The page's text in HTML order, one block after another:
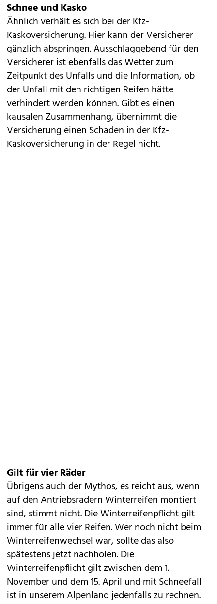
Schnee und Kasko
Ähnlich verhält es sich bei der Kfz-
Kaskoversicherung. Hier kann der Versicherer
gänzlich abspringen. Ausschlaggebend für den
Versicherer ist ebenfalls das Wetter zum
Zeitpunkt des Unfalls und die Information, ob
der Unfall mit den richtigen Reifen hätte
verhindert werden können. Gibt es einen
kausalen Zusammenhang, übernimmt die
Versicherung einen Schaden in der Kfz-
Kaskoversicherung in der Regel nicht.
Gilt für vier Räder
Übrigens auch der Mythos, es reicht aus, wenn
auf den Antriebsrädern Winterreifen montiert
sind, stimmt nicht. Die Winterreifenpflicht gilt
immer für alle vier Reifen. Wer noch nicht beim
Winterreifenwechsel war, sollte das also
spätestens jetzt nachholen. Die
Winterreifenpflicht gilt zwischen dem 1.
November und dem 15. April und mit Schneefall
ist in unserem Alpenland jedenfalls zu rechnen.